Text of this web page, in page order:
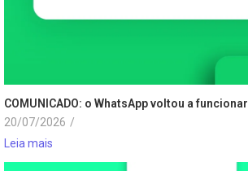
COMUNICADO: o WhatsApp voltou a funcionar
20/07/2026 /
Leia mais